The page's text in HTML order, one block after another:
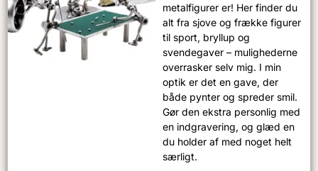
metalfigurer er! Her finder du
alt fra sjove og frække figurer
til sport, bryllup og
svendegaver – mulighederne
overrasker selv mig. I min
optik er det en gave, der
både pynter og spreder smil.
Gør den ekstra personlig med
en indgravering, og glæd en
du holder af med noget helt
særligt.